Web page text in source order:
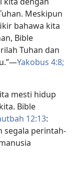
Meskipun
bahawa kita
Bible
Tuhan dan
Yakobus 4:8;
mesti hidup
Bible
12:13:
segala perintah-